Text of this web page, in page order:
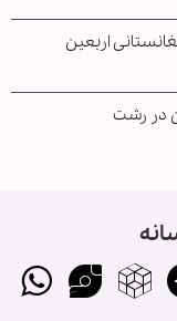
اربعین
در رشت